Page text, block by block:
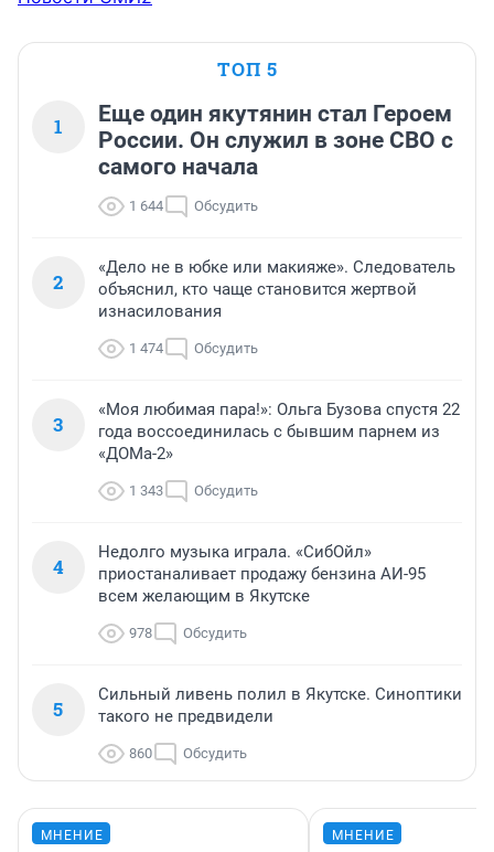
ТОП 5
1
Еще один якутянин стал Героем
России. Он служил в зоне СВО с
самого начала
1 644 Обсудить
2
«Дело не в юбке или макияже». Следователь
объяснил, кто чаще становится жертвой
изнасилования
1 474 Обсудить
3
«Моя любимая пара!»: Ольга Бузова спустя 22
года воссоединилась с бывшим парнем из
«ДОМа-2»
1 343 Обсудить
4
Недолго музыка играла. «СибОйл»
приостаналивает продажу бензина АИ-95
всем желающим в Якутске
978 Обсудить
5
Сильный ливень полил в Якутске. Синоптики
такого не предвидели
860 Обсудить
МНЕНИЕ МНЕНИЕ